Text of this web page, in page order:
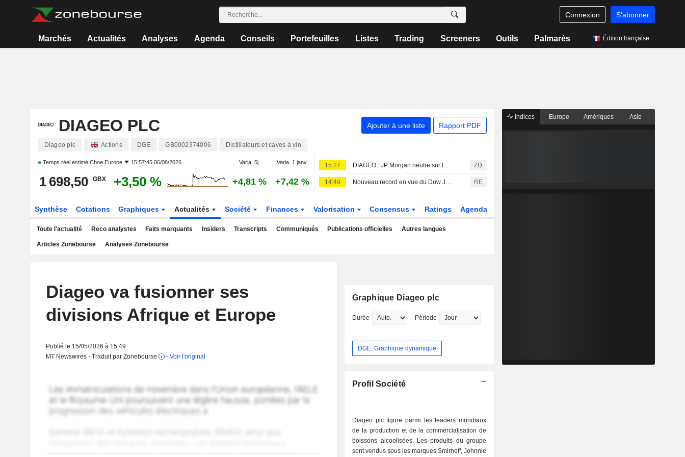
Connexion S'abonner
Marchés Actualités Analyses Agenda Conseils Portefeuilles Listes Trading Screeners Outils Palmarès Édition française
DIAGEO PLC Ajouter à une liste Rapport PDF
Diageo plc Actions DGE GB0002374006 Distillateurs et caves à vin
Temps réel estimé Cboe Europe 15:57:45 06/08/2026 Varia. 5j. Varia. 1 janv.
1 698,50 GBX +3,50 % +4,81 % +7,42 %
15:27 DIAGEO : JP Morgan neutre sur le dossier ZD
14:49 Nouveau record en vue du Dow Jones, l'Europe aussi sur des sommets RE
Synthèse Cotations Graphiques Actualités Société Finances Valorisation Consensus Ratings Agenda
Toute l'actualité Reco analystes Faits marquants Insiders Transcripts Communiqués Publications officielles Autres langues
Articles Zonebourse Analyses Zonebourse
Diageo va fusionner ses
divisions Afrique et Europe
Publié le 15/05/2026 à 15:49
MT Newswires - Traduit par Zonebourse
- Voir l'original
Graphique Diageo plc
Durée Période
DGE: Graphique dynamique
Profil Société
Diageo plc figure parmi les leaders mondiaux
de la production et de la commercialisation de
boissons alcoolisées. Les produits du groupe
sont vendus sous les marques Smirnoff, Johnnie
Indices Europe Amériques Asie